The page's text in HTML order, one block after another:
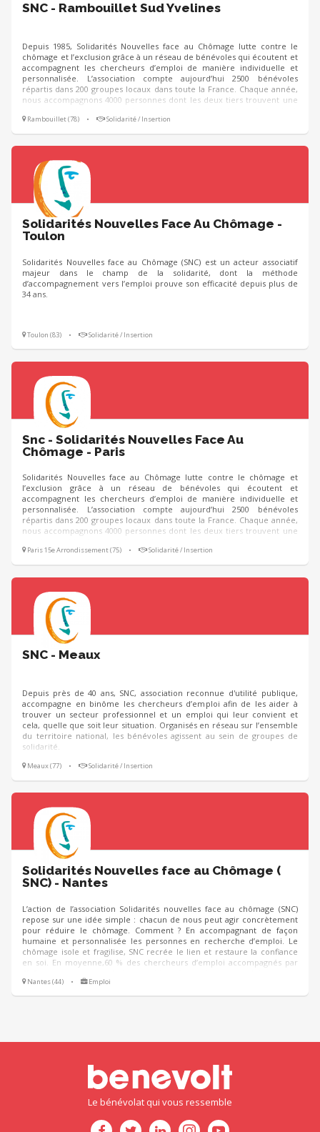
SNC - Rambouillet Sud Yvelines
Depuis 1985, Solidarités Nouvelles face au Chômage lutte contre le
chômage et l’exclusion grâce à un réseau de bénévoles qui écoutent et
accompagnent les chercheurs d’emploi de manière individuelle et
personnalisée. L’association compte aujourd’hui 2500 bénévoles
répartis dans 200 groupes locaux dans toute la France. Chaque année,
nous accompagnons 4000 personnes dont les deux tiers trouvent une
L'accompagnement individuel, personnalisé et dans la durée des
chercheurs d’emploi par des binômes de bénévoles.
Rambouillet (78) • Solidarité / Insertion
Solidarités Nouvelles Face Au Chômage -
Toulon
Solidarités Nouvelles face au Chômage (SNC) est un acteur associatif
majeur dans le champ de la solidarité, dont la méthode
d’accompagnement vers l’emploi prouve son efficacité depuis plus de
34 ans.
Toulon (83) • Solidarité / Insertion
Snc - Solidarités Nouvelles Face Au
Chômage - Paris
Solidarités Nouvelles face au Chômage lutte contre le chômage et
l’exclusion grâce à un réseau de bénévoles qui écoutent et
accompagnent les chercheurs d’emploi de manière individuelle et
personnalisée. L’association compte aujourd’hui 2500 bénévoles
répartis dans 200 groupes locaux dans toute la France. Chaque année,
nous accompagnons 4000 personnes dont les deux tiers trouvent une
Paris 15e Arrondissement (75) • Solidarité / Insertion
SNC - Meaux
Depuis près de 40 ans, SNC, association reconnue d'utilité publique,
accompagne en binôme les chercheurs d’emploi afin de les aider à
trouver un secteur professionnel et un emploi qui leur convient et
cela, quelle que soit leur situation. Organisés en réseau sur l’ensemble
du territoire national, les bénévoles agissent au sein de groupes de
solidarité.
Meaux (77) • Solidarité / Insertion
Solidarités Nouvelles face au Chômage (
SNC) - Nantes
L’action de l’association Solidarités nouvelles face au chômage (SNC)
repose sur une idée simple : chacun de nous peut agir concrètement
pour réduire le chômage. Comment ? En accompagnant de façon
humaine et personnalisée les personnes en recherche d’emploi. Le
chômage isole et fragilise, SNC recrée le lien et restaure la confiance
en soi. En moyenne,60 % des chercheurs d’emploi accompagnés par
formation. Notre association porte la parole des chercheurs d'emploi
dans l'espace public et se rapproche des entreprises pour faire évoluer
Nantes (44) • Emploi
Le bénévolat qui vous ressemble